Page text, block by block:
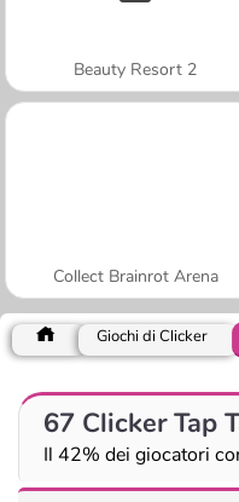
Beauty Resort 2
Collect Brainrot Arena
Giochi di Clicker
67 Clicker Tap
Il 42% dei giocatori